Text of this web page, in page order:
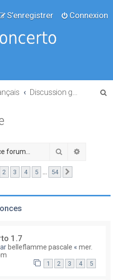
Connexion
S’enregistrer
Rechercher
sur54
2 3 4 5 … 54
1.7
belleflamme pascale « mer.
1 2 3 4 5